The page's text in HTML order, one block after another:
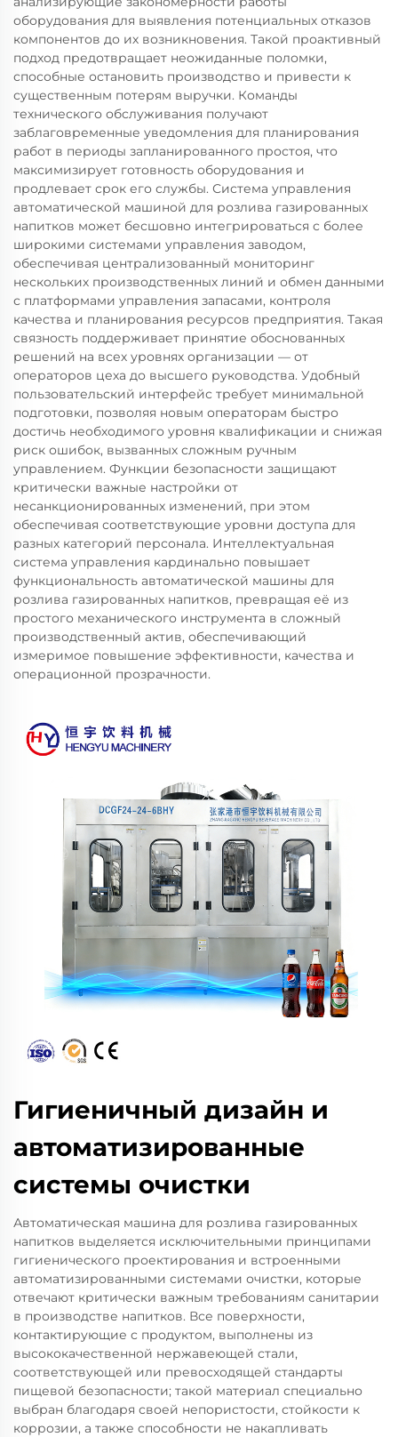
оборудования для выявления потенциальных отказов
компонентов до их возникновения. Такой проактивный
подход предотвращает неожиданные поломки,
способные остановить производство и привести к
существенным потерям выручки. Команды
технического обслуживания получают
заблаговременные уведомления для планирования
работ в периоды запланированного простоя, что
максимизирует готовность оборудования и
продлевает срок его службы. Система управления
автоматической машиной для розлива газированных
напитков может бесшовно интегрироваться с более
широкими системами управления заводом,
обеспечивая централизованный мониторинг
нескольких производственных линий и обмен данными
с платформами управления запасами, контроля
качества и планирования ресурсов предприятия. Такая
связность поддерживает принятие обоснованных
решений на всех уровнях организации — от
операторов цеха до высшего руководства. Удобный
пользовательский интерфейс требует минимальной
подготовки, позволяя новым операторам быстро
достичь необходимого уровня квалификации и снижая
риск ошибок, вызванных сложным ручным
управлением. Функции безопасности защищают
критически важные настройки от
несанкционированных изменений, при этом
обеспечивая соответствующие уровни доступа для
разных категорий персонала. Интеллектуальная
система управления кардинально повышает
функциональность автоматической машины для
розлива газированных напитков, превращая её из
простого механического инструмента в сложный
производственный актив, обеспечивающий
измеримое повышение эффективности, качества и
операционной прозрачности.
Гигиеничный дизайн и
автоматизированные
системы очистки
Автоматическая машина для розлива газированных
напитков выделяется исключительными принципами
гигиенического проектирования и встроенными
автоматизированными системами очистки, которые
отвечают критически важным требованиям санитарии
в производстве напитков. Все поверхности,
контактирующие с продуктом, выполнены из
высококачественной нержавеющей стали,
соответствующей или превосходящей стандарты
пищевой безопасности; такой материал специально
выбран благодаря своей непористости, стойкости к
коррозии, а также способности не накапливать